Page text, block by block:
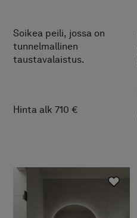
Soikea peili, jossa on
tunnelmallinen
taustavalaistus.
Hinta alk 710 €